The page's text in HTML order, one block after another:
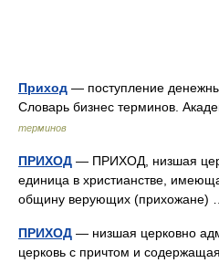
Приход — поступление
Словарь бизнес терминов.
терминов
ПРИХОД — ПРИХОД, низшая
единица в христианстве,
общину верующих
ПРИХОД — низшая церковно
церковь с причтом и